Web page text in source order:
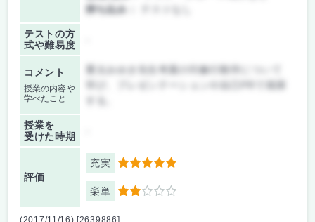
持ち込み：
テストの方
式や難易度
コメント
授業の内容や
学べたこと
重太みゆき先生考案の印象行動学について
授業を
受けた時期
評価
充実 5
楽単 2
(2017/11/16) [2639886]